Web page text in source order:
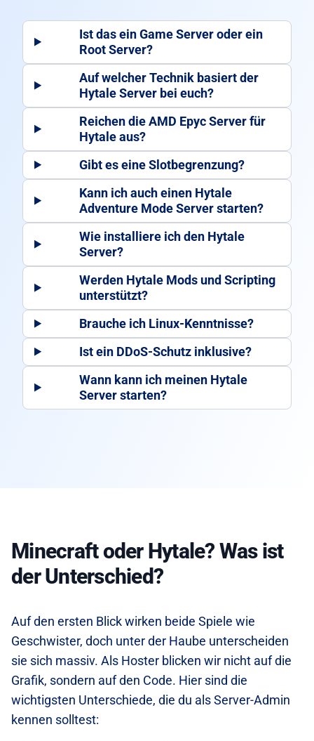
Ist das einGame Serveroder ein
Root Server?
Auf welcher Technik basiert der
Hytale Server bei euch?
Reichen dieAMD Epyc Server für
Hytaleaus?
Gibt es eineSlotbegrenzung?
Kann ich auch einen Hytale
Adventure Mode Serverstarten?
Wie installiere ich den Hytale
Server?
Werden Hytale Mods und Scripting
unterstützt?
Brauche ich Linux-Kenntnisse?
Ist ein DDoS-Schutz inklusive?
Wann kann ich meinen Hytale
Server starten?
Minecraft oder Hytale? Was ist
der Unterschied?
Auf den ersten Blick wirken beide Spiele wie
Geschwister, doch unter der Haube unterscheiden
sie sich massiv. Als Hoster blicken wir nicht auf die
Grafik, sondern auf den Code. Hier sind die
wichtigsten Unterschiede, die du als Server-Admin
kennen solltest: